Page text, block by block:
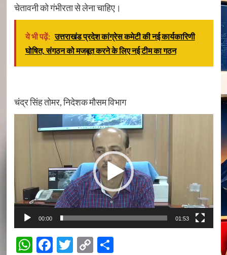
चेतावनी को गंभीरता से लेना चाहिए।
ये भी पढ़ें: उत्तराखंड प्रदेश कांग्रेस कमेटी की नई कार्यकारिणी
घोषित, संगठन को मजबूत करने के लिए नई टीम का गठन
चंद्र सिंह तोमर, निदेशक मौसम विभाग
Player
00:00 01:53
WhatsApp
Facebook
Twitter
CopyShare